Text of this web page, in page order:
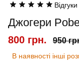
Джогери
800 грн. 950
В наявності інші